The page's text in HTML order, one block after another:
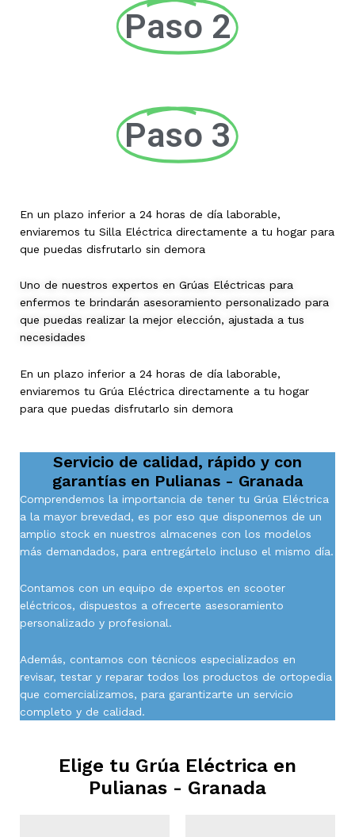
Paso 2
Paso 3
En un plazo inferior a 24 horas de día laborable,
enviaremos tu Silla Eléctrica directamente a tu hogar para
que puedas disfrutarlo sin demora
Uno de nuestros expertos en Grúas Eléctricas para
enfermos te brindarán asesoramiento personalizado para
que puedas realizar la mejor elección, ajustada a tus
necesidades
En un plazo inferior a 24 horas de día laborable,
enviaremos tu Grúa Eléctrica directamente a tu hogar
para que puedas disfrutarlo sin demora
Servicio de calidad, rápido y con
garantías en Pulianas - Granada
Comprendemos la importancia de tener tu Grúa Eléctrica
a la mayor brevedad, es por eso que disponemos de un
amplio stock en nuestros almacenes con los modelos
más demandados, para entregártelo incluso el mismo día.
Contamos con un equipo de expertos en scooter
eléctricos, dispuestos a ofrecerte asesoramiento
personalizado y profesional.
Además, contamos con técnicos especializados en
revisar, testar y reparar todos los productos de ortopedia
que comercializamos, para garantizarte un servicio
completo y de calidad.
Elige tu Grúa Eléctrica en
Pulianas - Granada